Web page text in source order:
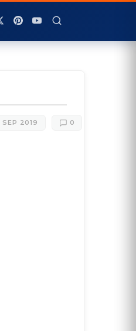
SEP 2019 0